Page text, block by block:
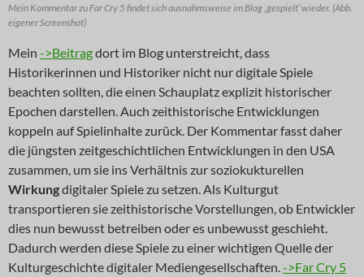
Mein Kommentar zu Far Cry 5 findet sich ausnahmsweise im Blog ‚gespielt‘ wieder. (Abb.
eigener Screenshot)
Mein ->Beitragdort im Blog unterstreicht, dass
Historikerinnen und Historiker nicht nur digitale Spiele
beachten sollten, die einen Schauplatz explizit historischer
Epochen darstellen. Auch zeithistorische Entwicklungen
koppeln auf Spielinhalte zurück. Der Kommentar fasst daher
die jüngsten zeitgeschichtlichen Entwicklungen in den USA
zusammen, um sie ins Verhältnis zur soziokukturellen
Wirkungdigitaler Spiele zu setzen. Als Kulturgut
transportieren sie zeithistorische Vorstellungen, ob Entwickler
dies nun bewusst betreiben oder es unbewusst geschieht.
Dadurch werden diese Spiele zu einer wichtigen Quelle der
Kulturgeschichte digitaler Mediengesellschaften.->Far Cry 5